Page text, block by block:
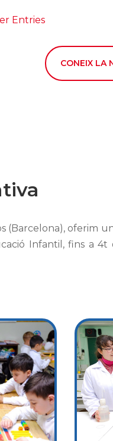
Entries
CONEIX LA
(Barcelona), oferim
Infantil, fins a 4t